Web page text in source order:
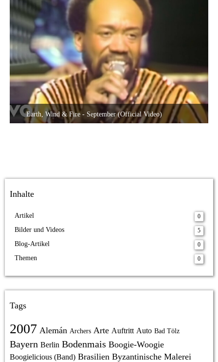
Earth, Wind & Fire - September (Official Video)
3. September 2020 um 18:05
Inhalte
Artikel 0
Bilder und Videos 5
Blog-Artikel 0
Themen 0
Tags
2007 Alemán Archers Arte Auftritt Auto Bad Tölz
Bayern Berlin Bodenmais Boogie-Woogie
Boogielicious (Band) Brasilien Byzantinische Malerei